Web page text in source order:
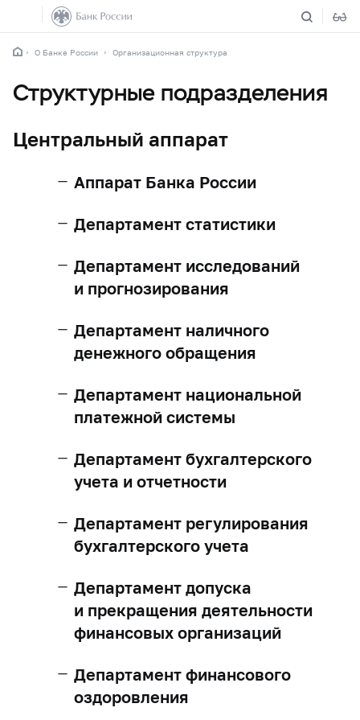
О Банке России Организационная структура
Структурные подразделения
Центральный аппарат
Аппарат Банка России
Департамент статистики
Департамент исследований
и прогнозирования
Департамент наличного
денежного обращения
Департамент национальной
платежной системы
Департамент бухгалтерского
учета и отчетности
Департамент регулирования
бухгалтерского учета
Департамент допуска
и прекращения деятельности
финансовых организаций
Департамент финансового
оздоровления